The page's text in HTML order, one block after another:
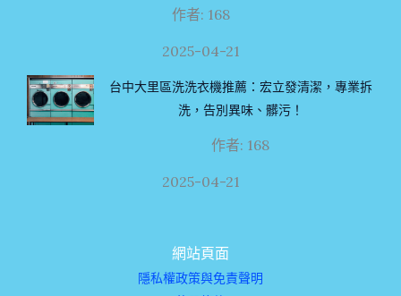
作者: 168
2025-04-21
台中大里區洗洗衣機推薦：宏立發清潔，專業拆
洗，告別異味、髒污！
作者: 168
2025-04-21
網站頁面
隱私權政策與免責聲明